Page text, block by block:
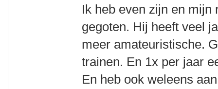
Ik heb even zijn en
gegoten. Hij heeft veel
meer amateuristische.
trainen. En 1x per jaar
En heb ook weleens